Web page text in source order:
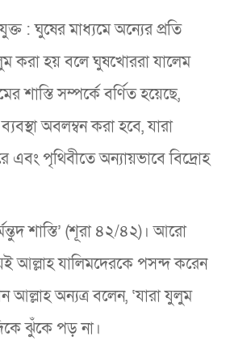
: ঘুষের মাধ্যমে অন্যের প্রতি
করা হয় বলে ঘুষখোররা যালেম
শাস্তি সম্পর্কে বর্ণিত হয়েছে,
অবলম্বন করা হবে, যারা
এবং পৃথিবীতে অন্যায়ভাবে বিদ্রোহ
শাস্তি’ (শূরা ৪২/৪২)। আরো
আল্লাহ যালিমদেরকে পসন্দ করেন
আল্লাহ অন্যত্র বলেন, ‘যারা যুলুম
ঝুঁকে পড় না।